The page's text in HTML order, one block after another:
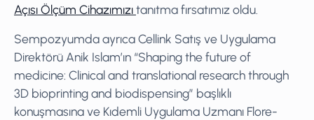
Açısı Ölçüm Cihazımızıtanıtma fırsatımız oldu.
Sempozyumda ayrıca Cellink Satış ve Uygulama
Direktörü Anik Islam’ın “Shaping the future of
medicine: Clinical and translational research through
3D bioprinting and biodispensing” başlıklı
konuşmasına ve Kıdemli Uygulama Uzmanı Flore-